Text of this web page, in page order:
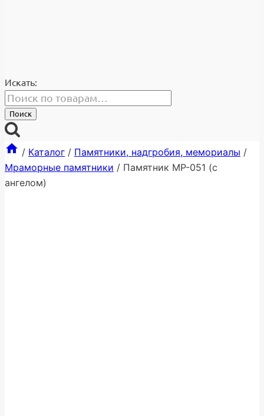
Искать:
Поиск
/ Каталог / Памятники, надгробия, мемориалы /
Мраморные памятники / Памятник МР-051 (с
ангелом)